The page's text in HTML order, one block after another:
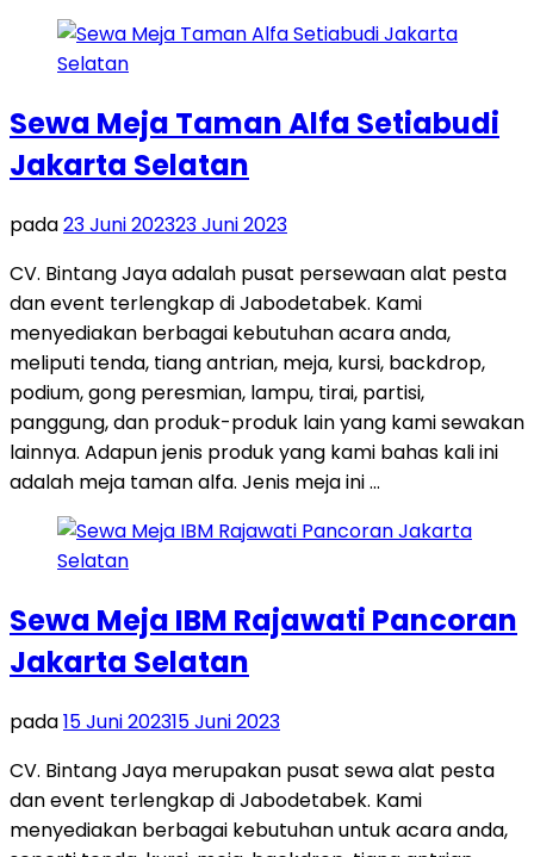
Sewa Meja Taman Alfa Setiabudi
Jakarta Selatan
pada23 Juni 202323 Juni 2023
CV. Bintang Jaya adalah pusat persewaan alat pesta
dan event terlengkap di Jabodetabek. Kami
menyediakan berbagai kebutuhan acara anda,
meliputi tenda, tiang antrian, meja, kursi, backdrop,
podium, gong peresmian, lampu, tirai, partisi,
panggung, dan produk-produk lain yang kami sewakan
lainnya. Adapun jenis produk yang kami bahas kali ini
adalah meja taman alfa. Jenis meja ini …
Sewa Meja IBM Rajawati Pancoran
Jakarta Selatan
pada15 Juni 202315 Juni 2023
CV. Bintang Jaya merupakan pusat sewa alat pesta
dan event terlengkap di Jabodetabek. Kami
menyediakan berbagai kebutuhan untuk acara anda,